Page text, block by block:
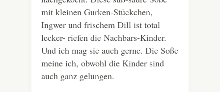
mit kleinen Gurken-Stückchen,
Ingwer und frischem Dill ist total
lecker- riefen die Nachbars-Kinder.
Und ich mag sie auch gerne. Die Soße
meine ich, obwohl die Kinder sind
auch ganz gelungen.